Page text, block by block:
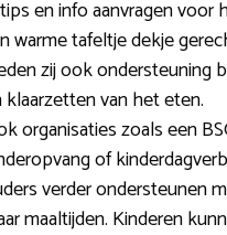
en info aanvragen voor
warme tafeltje dekje
zij ook ondersteuning
klaarzetten van het eten.
organisaties zoals een
of
verder ondersteunen
maaltijden. Kinderen